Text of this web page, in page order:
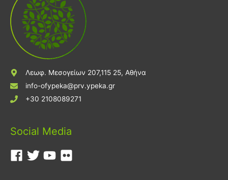
Λεωφ. Μεσογείων 207,115 25, Αθήνα
info-ofypeka@prv.ypeka.gr
+30 2108089271
Social Media